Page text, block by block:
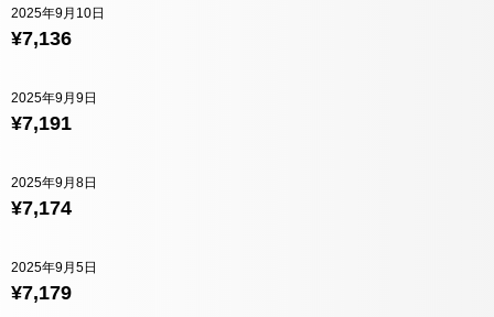
¥7,136
2025年9月10日
¥7,191
2025年9月9日
¥7,174
2025年9月8日
¥7,179
2025年9月5日